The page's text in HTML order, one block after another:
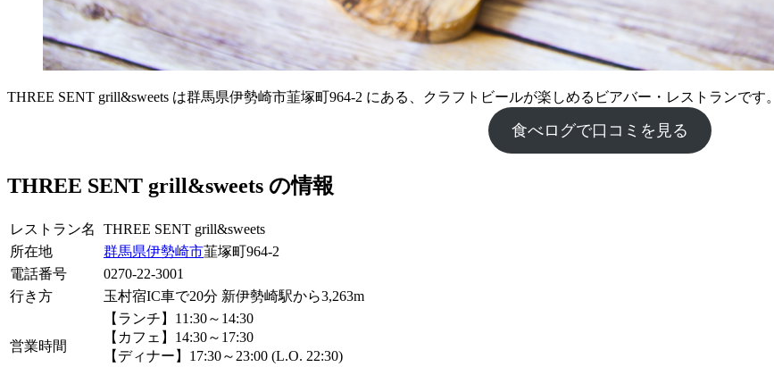
THREE SENT grill&sweets は群馬県伊勢崎市韮塚町964-2 にある、クラフトビールが楽しめるビアバー・レストランです。
食べログで口コミを見る
THREE SENT grill&sweets の情報
レストラン名
THREE SENT grill&sweets
所在地
群馬県伊勢崎市韮塚町964-2
電話番号
0270-22-3001
行き方
玉村宿IC車で20分 新伊勢崎駅から3,263m
営業時間
【ランチ】11:30～14:30
【カフェ】14:30～17:30
【ディナー】17:30～23:00 (L.O. 22:30)